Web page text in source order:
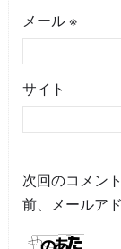
メール ※
サイト
次回のコメン
前、メールア